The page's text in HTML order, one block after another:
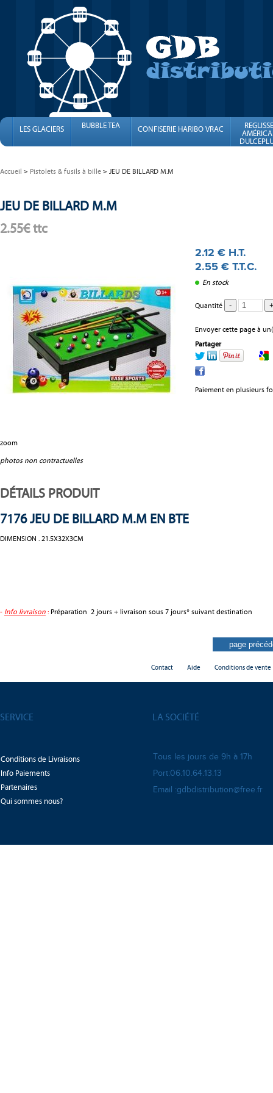
LES GLACIERS BUBBLE TEA CONFISERIE HARIBO VRAC
FINI
Accueil Pistolets & fusils à bille JEU DE BILLARD M.M
JEU DE BILLARD M.M
2.55€ ttc
zoom
photos non contractuelles
2.12 € H.T.
2.55 € T.T.C.
En stock
Quantité
Envoyer cette page à
Partager
Paiement en plusieurs
DÉTAILS PRODUIT
7176 JEU DE BILLARD M.M EN BTE
DIMENSION . 21.5X32X3CM
- Info livraison : Préparation 2 jours + livraison sous 7 jours* suivant destination
Contact Aide Conditions de vente
SERVICE LA SOCIÉTÉ
Conditions de Livraisons
Info Paiements
Partenaires
Qui sommes nous?
Tous les jours de 9h à 17h
Port:06.10.64.13.13
Email :gdbdistribution@free.fr